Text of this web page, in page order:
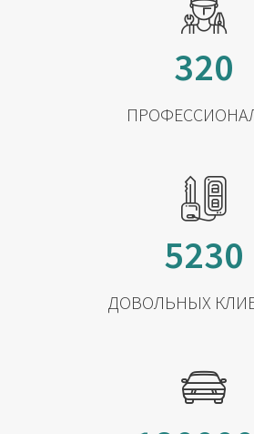
320
5230
ДОВОЛЬНЫХ